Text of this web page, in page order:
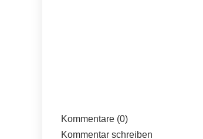
Kommentare (0)
Kommentar schreiben